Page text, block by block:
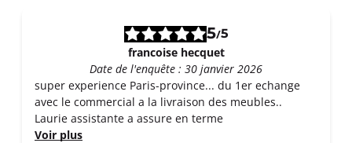
5/5
francoise hecquet
Date de l'enquête : 30 janvier 2026
super experience Paris-province... du 1er echange
avec le commercial a la livraison des meubles..
Laurie assistante a assure en terme
Voir plus